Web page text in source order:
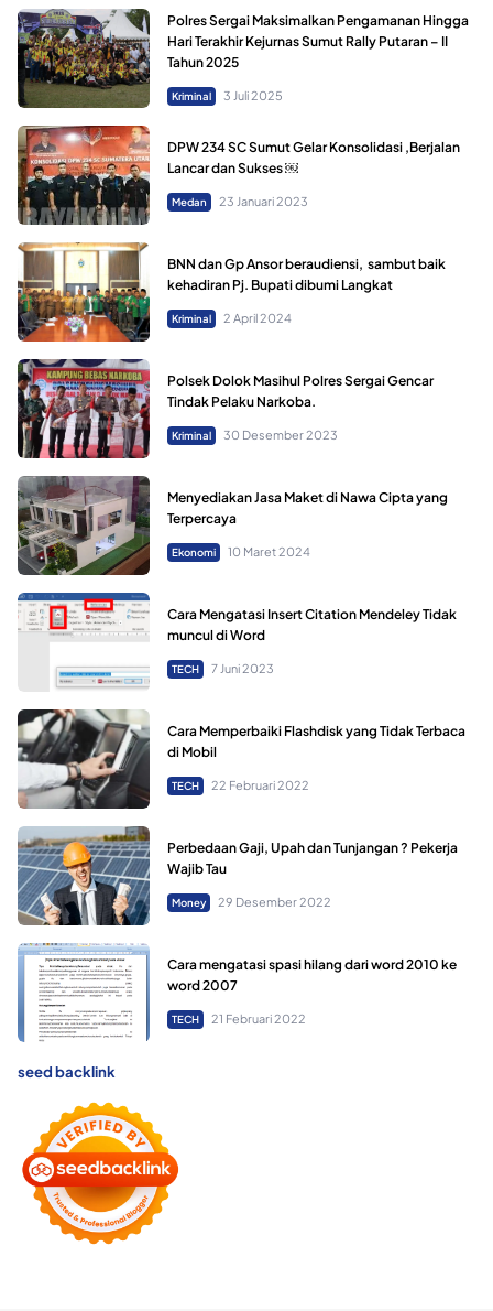
Polres Sergai Maksimalkan Pengamanan Hingga
Hari Terakhir Kejurnas Sumut Rally Putaran – II
Tahun 2025
Kriminal 3 Juli 2025
DPW 234 SC Sumut Gelar Konsolidasi ,Berjalan
Lancar dan Sukses ￼
Medan 23 Januari 2023
BNN dan Gp Ansor beraudiensi, sambut baik
kehadiran Pj. Bupati dibumi Langkat
Kriminal 2 April 2024
Polsek Dolok Masihul Polres Sergai Gencar
Tindak Pelaku Narkoba.
Kriminal 30 Desember 2023
Menyediakan Jasa Maket di Nawa Cipta yang
Terpercaya
Ekonomi 10 Maret 2024
Cara Mengatasi Insert Citation Mendeley Tidak
muncul di Word
TECH 7 Juni 2023
Cara Memperbaiki Flashdisk yang Tidak Terbaca
di Mobil
TECH 22 Februari 2022
Perbedaan Gaji, Upah dan Tunjangan ? Pekerja
Wajib Tau
Money 29 Desember 2022
Cara mengatasi spasi hilang dari word 2010 ke
word 2007
TECH 21 Februari 2022
seed backlink